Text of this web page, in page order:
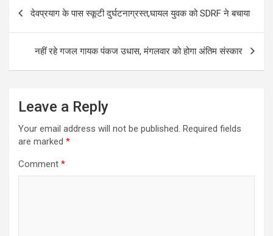
Post
navigation
देवप्रयाग के पास स्कूटी दुर्घटनाग्रस्त,घायल युवक को SDRF ने बचाया
नहीं रहे गजल गायक पंकज उधास, मंगलवार को होगा अंतिम संस्कार
Leave a Reply
Your email address will not be published. Required fields
are marked *
Comment *